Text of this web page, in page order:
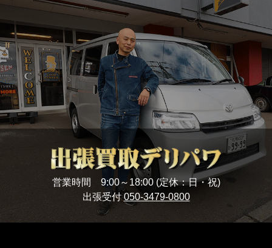
営業時間 9:00～18:00 (定休：日・祝)
出張受付050-3479-0800